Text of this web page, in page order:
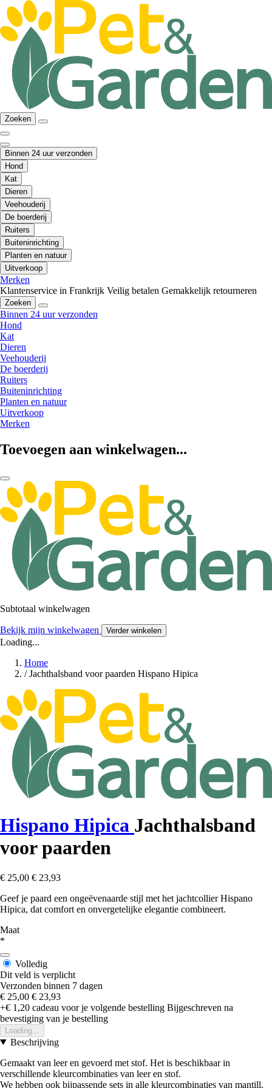
Zoeken
Binnen 24 uur verzonden
Hond
Kat
Dieren
Veehouderij
De boerderij
Ruiters
Buiteninrichting
Planten en natuur
Uitverkoop
Merken
Klantenservice in Frankrijk Veilig betalen Gemakkelijk retourneren
Zoeken
Binnen 24 uur verzonden
Hond
Kat
Dieren
Veehouderij
De boerderij
Ruiters
Buiteninrichting
Planten en natuur
Uitverkoop
Merken
Toevoegen aan winkelwagen...
Subtotaal winkelwagen
Bekijk mijn winkelwagen Verder winkelen
Loading...
Home
/ Jachthalsband voor paarden Hispano Hipica
Hispano Hipica Jachthalsband
voor paarden
€ 25,00 € 23,93
Geef je paard een ongeëvenaarde stijl met het jachtcollier Hispano
Hipica, dat comfort en onvergetelijke elegantie combineert.
Maat
*
Volledig
Dit veld is verplicht
Verzonden binnen 7 dagen
€ 25,00 € 23,93
+€ 1,20 cadeau voor je volgende bestelling Bijgeschreven na
bevestiging van je bestelling
Loading...
Beschrijving
Gemaakt van leer en gevoerd met stof. Het is beschikbaar in
verschillende kleurcombinaties van leer en stof.
We hebben ook bijpassende sets in alle kleurcombinaties van mantill.